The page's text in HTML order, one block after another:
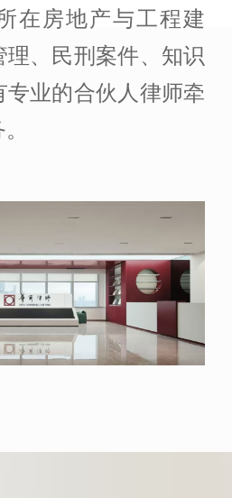
在房地产与工程建
、民刑案件、知识
专业的合伙人律师牵